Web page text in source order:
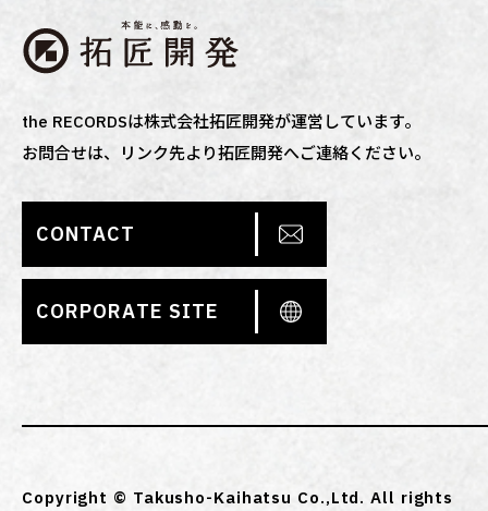
the RECORDSは株式会社拓匠開発が運営しています。
お問合せは、リンク先より拓匠開発へご連絡ください。
CONTACT
CORPORATE SITE
Copyright © Takusho-Kaihatsu Co.,Ltd. All rights